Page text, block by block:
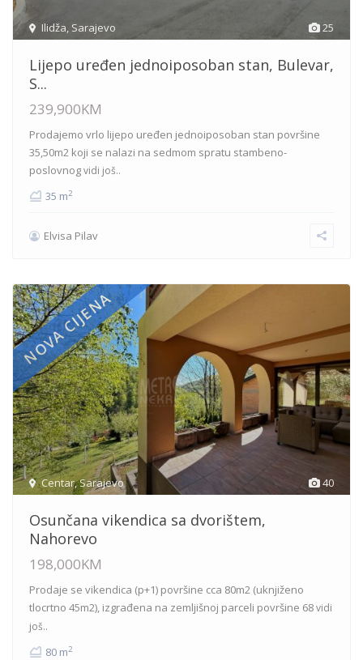
25
Ilidža, Sarajevo
Lijepo uređen jednoiposoban stan, Bulevar,
S...
239,900KM
Prodajemo vrlo lijepo uređen jednoiposoban stan površine
35,50m2 koji se nalazi na sedmom spratu stambeno-
poslovnogvidi još..
35 m2
Elvisa Pilav
40
Centar,Sarajevo
NOVA CIJENA
Osunčana vikendica sa dvorištem,
Nahorevo
198,000KM
Prodaje se vikendica (p+1) površine cca 80m2 (uknjiženo
tlocrtno 45m2), izgrađena na zemljišnoj parceli površine 68vidi
još..
80 m2